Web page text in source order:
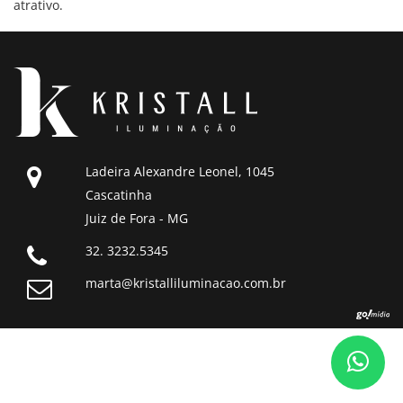
atrativo.
Ladeira Alexandre Leonel, 1045
Cascatinha
Juiz de Fora - MG
32. 3232.5345
marta@kristalliluminacao.com.br